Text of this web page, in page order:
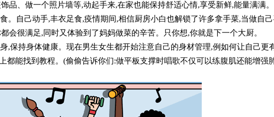
、做一个照片墙等,动起手来,在家也能保持舒适心情,享受新鲜,能量满满。
自己动手,丰衣足食,疫情期间,相信厨房小白也解锁了许多拿手菜,当做自
会很满足,同时又体验到了妈妈做菜的辛苦。只你想,你就是下一个大厨。
持身体健康。现在男生女生都开始注意自己的身材管理,例如何让自己更
都能找到教程。(偷偷告诉你们:做平板支撑时唱歌不仅可以练腹肌还能增强